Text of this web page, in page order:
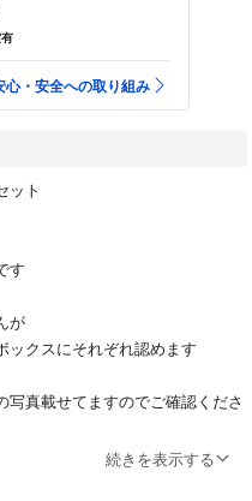
心・安全への取り組み
ット
す
が
ックスにそれぞれ認めます
真載せてますのでご確認くださ
それをご了承の上ご購入をお願
続きを表示する